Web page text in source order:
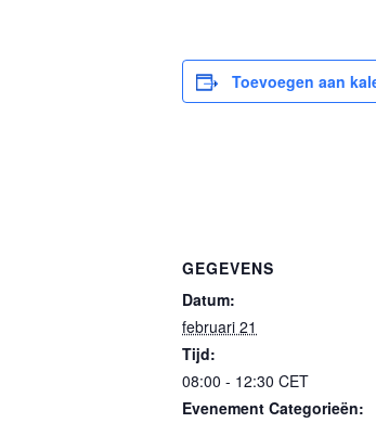
Toevoegen aan
GEGEVENS
Datum:
februari 21
Tijd:
08:00 - 12:30 CET
Evenement Categorieën: